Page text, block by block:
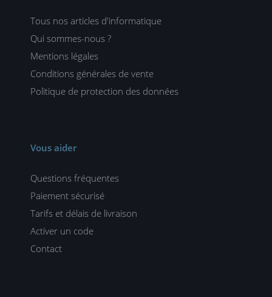
Tous nos articles d'informatique
Qui sommes-nous ?
Mentions légales
Conditions générales de vente
Politique de protection des données
Vous aider
Questions fréquentes
Paiement sécurisé
Tarifs et délais de livraison
Activer un code
Contact